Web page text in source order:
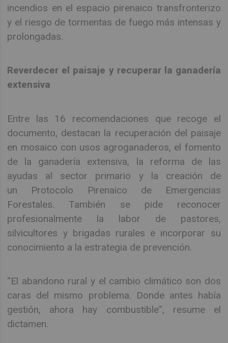
incendios en el espacio pirenaico transfronterizo
y el riesgo de tormentas de fuego más intensas y
prolongadas.
Reverdecer el paisaje y recuperar la ganadería
extensiva
Entre las 16 recomendaciones que recoge el
documento, destacan la recuperación del paisaje
en mosaico con usos agroganaderos, el fomento
de la ganadería extensiva, la reforma de las
ayudas al sector primario y la creación de
un Protocolo Pirenaico de Emergencias
Forestales. También se pide reconocer
profesionalmente la labor de pastores,
silvicultores y brigadas rurales e incorporar su
conocimiento a la estrategia de prevención.
“El abandono rural y el cambio climático son dos
caras del mismo problema. Donde antes había
gestión, ahora hay combustible”, resume el
dictamen.